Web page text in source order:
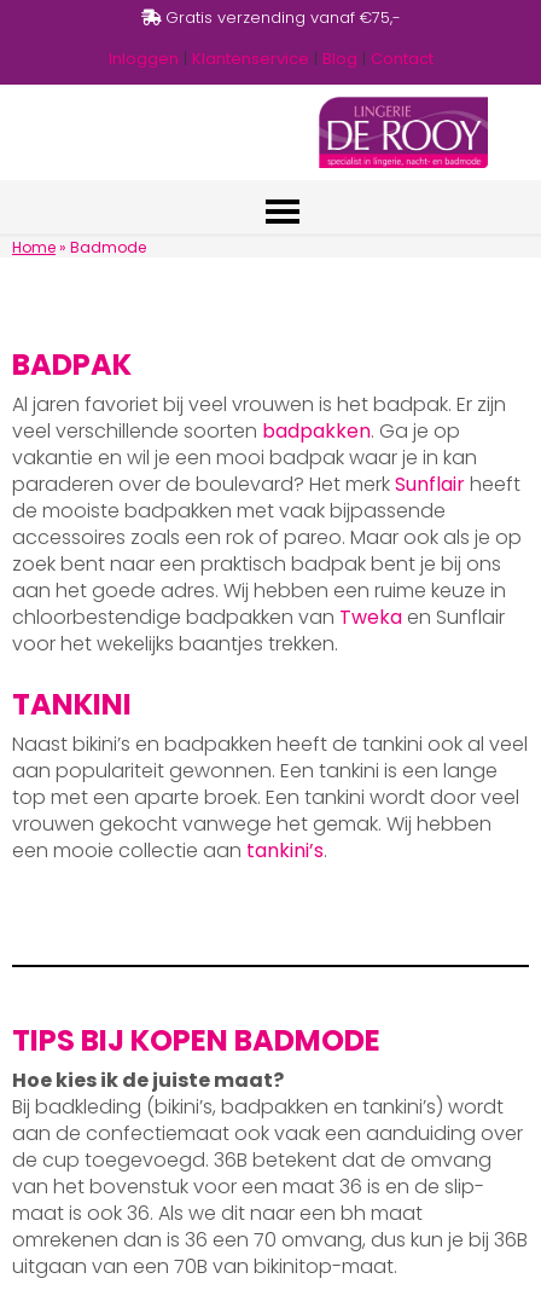
Gratis verzending vanaf €75,-
Inloggen | Klantenservice | Blog | Contact
Home» Badmode
BADPAK
Al jaren favoriet bij veel vrouwen is het badpak. Er zijn
veel verschillende soorten badpakken. Ga je op
vakantie en wil je een mooi badpak waar je in kan
paraderen over de boulevard? Het merkSunflairheeft
de mooiste badpakken met vaak bijpassende
accessoires zoals een rok of pareo. Maar ook als je op
zoek bent naar een praktisch badpak bent je bij ons
aan het goede adres. Wij hebben een ruime keuze in
chloorbestendige badpakken van Tweka en Sunflair
voor het wekelijks baantjes trekken.
TANKINI
Naast bikini’s en badpakken heeft de tankini ook al veel
aan populariteit gewonnen. Een tankini is een lange
top met een aparte broek. Een tankini wordt door veel
vrouwen gekocht vanwege het gemak. Wij hebben
een mooie collectie aan tankini’s.
TIPS BIJ KOPEN BADMODE
Hoe kies ik de juiste maat?
Bij badkleding (bikini’s, badpakken en tankini’s) wordt
aan de confectiemaat ook vaak een aanduiding over
de cup toegevoegd. 36B betekent dat de omvang
van het bovenstuk voor een maat 36 is en de slip-
maat is ook 36. Als we dit naar een bh maat
omrekenen dan is 36 een 70 omvang, dus kun je bij 36B
uitgaan van een 70B van bikinitop-maat.